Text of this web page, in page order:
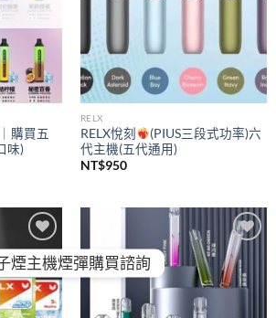
購買五
味)
RELX
RELX悅刻
(PIUS三段式功率)六
代主機(五代通用)
NT$950
Add to
wishlist
Add to
wishlist
煙主機煙彈購買諮詢